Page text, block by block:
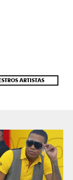
ARTISTAS